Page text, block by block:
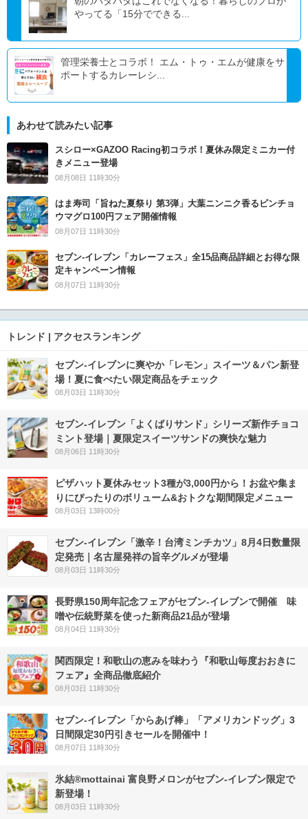
やってる「15分でできる...
管理栄養士とコラボ！ エム・トゥ・エムが健康をサ
ポートするカレーレシ...
あわせて読みたい記事
スシロー×GAZOO Racing初コラボ！夏休み限定ミニカー付
きメニュー登場
08月08日 11時30分
はま寿司「旨ねた夏祭り 第3弾」大葉ニンニク香るビンチョ
ウマグロ100円フェア開催情報
08月07日 11時30分
セブン‐イレブン「カレーフェス」全15品商品詳細とお得な限
定キャンペーン情報
08月07日 11時30分
トレンド | アクセスランキング
セブン‐イレブンに爽やか「レモン」スイーツ＆パン新登
場！夏に食べたい限定商品をチェック
08月03日 11時30分
セブン‐イレブン「よくばりサンド」シリーズ新作チョコ
ミント登場｜夏限定スイーツサンドの爽快な魅力
08月06日 11時30分
ピザハット夏休みセット3種が3,000円から！お盆や集ま
りにぴったりのボリューム&おトクな期間限定メニュー
08月03日 13時00分
セブン-イレブン「激辛！台湾ミンチカツ」8月4日数量限
定発売｜名古屋発祥の旨辛グルメが登場
08月03日 11時30分
長野県150周年記念フェアがセブン-イレブンで開催 味
噌や伝統野菜を使った新商品21品が登場
08月04日 11時30分
関西限定！和歌山の恵みを味わう『和歌山毎度おおきに
フェア』全商品徹底紹介
08月03日 11時30分
セブン‐イレブン「からあげ棒」「アメリカンドッグ」3
日間限定30円引きセールを開催中！
08月07日 11時30分
氷結®mottainai 富良野メロンがセブン‐イレブン限定で
新登場！
08月03日 11時30分